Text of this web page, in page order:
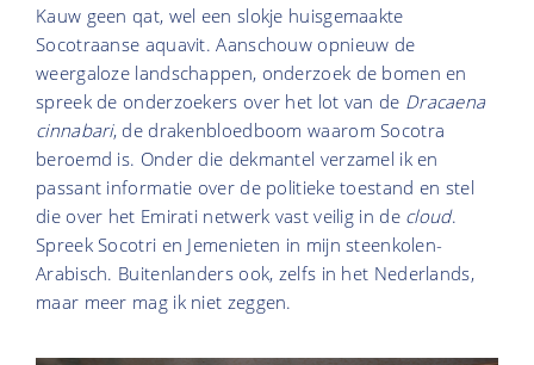
Kauw geen qat, wel een slokje huisgemaakte
Socotraanse aquavit. Aanschouw opnieuw de
weergaloze landschappen, onderzoek de bomen en
spreek de onderzoekers over het lot van de Dracaena
cinnabari, de drakenbloedboom waarom Socotra
beroemd is. Onder die dekmantel verzamel ik en
passant informatie over de politieke toestand en stel
die over het Emirati netwerk vast veilig in de cloud.
Spreek Socotri en Jemenieten in mijn steenkolen-
Arabisch. Buitenlanders ook, zelfs in het Nederlands,
maar meer mag ik niet zeggen.